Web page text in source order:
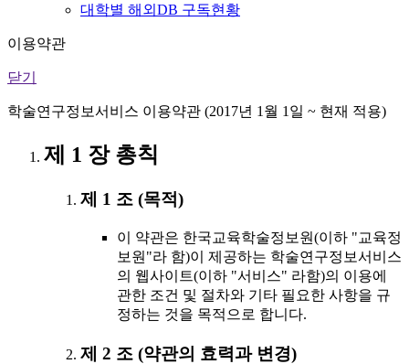
대학별 해외DB 구독현황
이용약관
닫기
학술연구정보서비스 이용약관 (2017년 1월 1일 ~ 현재 적용)
제 1 장 총칙
제 1 조 (목적)
이 약관은 한국교육학술정보원(이하 "교육정
보원"라 함)이 제공하는 학술연구정보서비스
의 웹사이트(이하 "서비스" 라함)의 이용에
관한 조건 및 절차와 기타 필요한 사항을 규
정하는 것을 목적으로 합니다.
제 2 조 (약관의 효력과 변경)